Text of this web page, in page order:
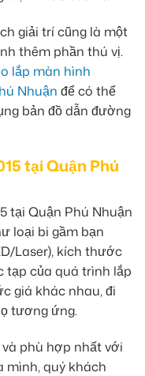
giải trí cũng là một
thêm phần thú vị.
lắp màn hình
Nhuận để có thể
bản đồ dẫn đường
tại Quận Phú
tại Quận Phú Nhuận
loại bi gầm bạn
Laser), kích thước
tạp của quá trình lắp
giá khác nhau, đi
tương ứng.
phù hợp nhất với
mình, quý khách